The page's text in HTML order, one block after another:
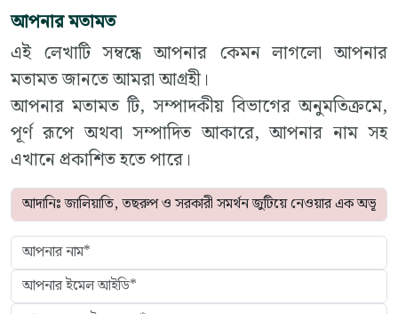
আপনার মতামত
এই লেখাটি সম্বন্ধে আপনার কেমন লাগলো আপনার
মতামত জানতে আমরা আগ্রহী।
আপনার মতামত টি, সম্পাদকীয় বিভাগের অনুমতিক্রমে,
পূর্ণ রূপে অথবা সম্পাদিত আকারে, আপনার নাম সহ
এখানে প্রকাশিত হতে পারে।